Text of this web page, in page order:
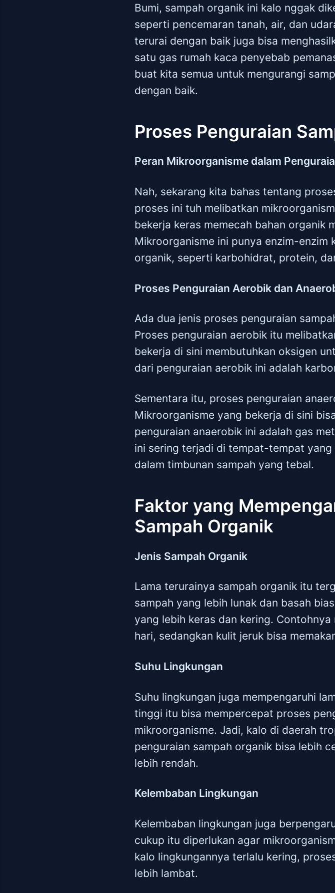
Bumi, sampah organik ini kalo nggak
seperti pencemaran tanah, air, dan
terurai dengan baik juga bisa
satu gas rumah kaca penyebab
buat kita semua untuk mengurangi
dengan baik.
Proses Penguraian
Peran Mikroorganisme dalam
Nah, sekarang kita bahas tentang
proses ini tuh melibatkan
bekerja keras memecah bahan organik
Mikroorganisme ini punya enzim-enzim
organik, seperti karbohidrat, protein,
Proses Penguraian Aerobik dan
Ada dua jenis proses penguraian
Proses penguraian aerobik itu
bekerja di sini membutuhkan oksigen
dari penguraian aerobik ini adalah
Sementara itu, proses penguraian
Mikroorganisme yang bekerja di sini
penguraian anaerobik ini adalah gas
ini sering terjadi di tempat-tempat
dalam timbunan sampah yang tebal.
Faktor yang
Sampah Organik
Jenis Sampah Organik
Lama terurainya sampah organik itu
sampah yang lebih lunak dan basah
yang lebih keras dan kering.
hari, sedangkan kulit jeruk bisa
Suhu Lingkungan
Suhu lingkungan juga mempengaruhi
tinggi itu bisa mempercepat proses
mikroorganisme. Jadi, kalo di daerah
penguraian sampah organik bisa lebih
lebih rendah.
Kelembaban Lingkungan
Kelembaban lingkungan juga
cukup itu diperlukan agar
kalo lingkungannya terlalu kering,
lebih lambat.